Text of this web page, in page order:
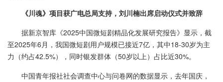
《川魂》项目获广电总局支持，刘川楠出席启动仪式并致辞
据新京智库《2025中国微短剧精品化发展研究报告》显示，截
至2025年6月，我国微短剧用户规模已接近7亿，其中18-30岁为主
力（约占42.5%），同时银发群体（50岁以上）占比近30%。
中国青年报社社会调查中心与问卷网的数据显示，去年国庆，